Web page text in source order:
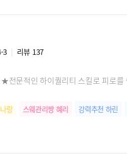
3 리뷰 137
전문적인 하이퀄리티 스킬로 피로
랑 스웨관리짱 혜리 강력추천 하린